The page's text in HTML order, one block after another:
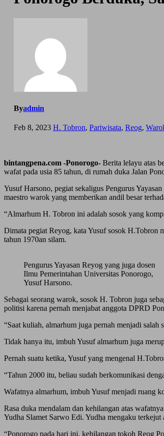
Byadmin
Feb 8, 2023 H. Tobron, Pariwisata, Reog,
bintangpena.com -Ponorogo- Berita lelayu atas
wafat pada usia 85 tahun, di rumah duka Jalan
Yusuf Harsono, pegiat sekaligus Pengurus
maestro warok yang memberikan andil besar
“Almarhum H. Tobron ini adalah sosok yang
Dimata pegiat Reyog, kata Yusuf sosok H.Tobron
tahun 1970an silam.
Pengurus Yayasan Reyog yang juga dosen
Ilmu Pemerintahan Universitas Ponorogo,
Yusuf Harsono.
Sebagai seorang warok, sosok H. Tobron juga
politisi karena pernah menjabat anggota DPRD
“Saat kuliah, almarhum juga pernah menjadi
Tidak hanya itu, imbuh Yusuf almarhum juga
Pernah suatu ketika, Yusuf yang mengenal
“Tahun 2000 itu, beliau sudah berkomunikasi
Wafatnya almarhum, imbuh Yusuf menjadi ruang
Rasa duka mendalam dan kehilangan atas
Yudha Slamet Sarwo Edi. Yudha mengaku terkejut
“Ponorogo pada hari ini, kehilangan tokoh Reog